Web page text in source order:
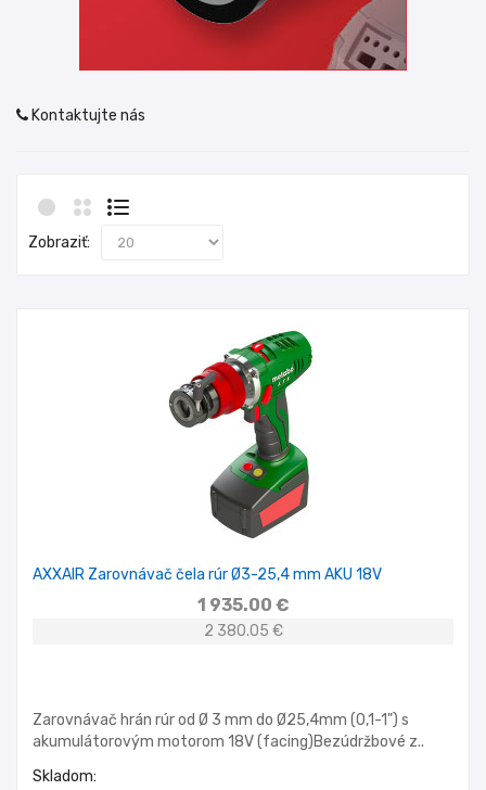
Kontaktujte nás
Zobraziť:
AXXAIR Zarovnávač čela rúr Ø3-25,4 mm AKU 18V
1 935.00 €
2 380.05 €
Zarovnávač hrán rúr od Ø 3 mm do Ø25,4mm (0,1-1") s
akumulátorovým motorom 18V (facing)Bezúdržbové z..
Skladom: